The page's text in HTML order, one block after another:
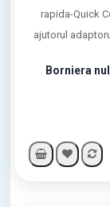
Borniera
rapida-Quick
ajutorul